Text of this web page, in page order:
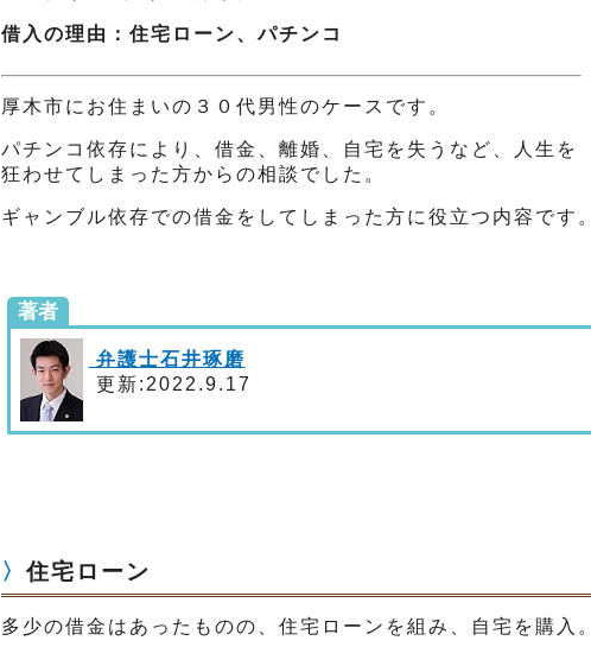
借入の理由：住宅ローン、パチンコ
厚木市にお住まいの３０代男性のケースです。
パチンコ依存により、借金、離婚、自宅を失うなど、人生を
狂わせてしまった方からの相談でした。
ギャンブル依存での借金をしてしまった方に役立つ内容です。
著者
弁護士石井琢磨
更新:2022.9.17
住宅ローン
多少の借金はあったものの、住宅ローンを組み、自宅を購入。